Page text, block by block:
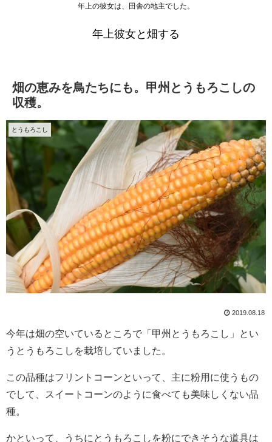
年上の彼女は、田舎の地主でした。
年上彼女と畑する
畑の恵みを鳥たちにも。甲州とうもろこしの
収穫。
とうもろこし
2019.08.18
今年は畑の空いているところで「甲州とうもろこし」とい
うとうもろこしを栽培していました。
この品種はフリントコーンといって、主に粉用に使うもの
でして、スイートコーンのように食べても美味しくない品
種。
かといって、うちにとうもろこしを粉にできそうな道具は